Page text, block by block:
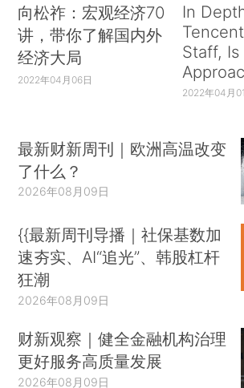
向松祚：宏观经济70
讲，带你了解国内外
经济大局
2022年04月06日
In
Staff, Is
2022年04月
最新财新周刊｜欧洲高温改变
了什么？
2026年08月09日
{{最新周刊导播｜社保基数加
速夯实、AI“追光”、韩股杠杆
狂潮
2026年08月09日
财新观察｜健全金融机构治理
更好服务高质量发展
2026年08月09日